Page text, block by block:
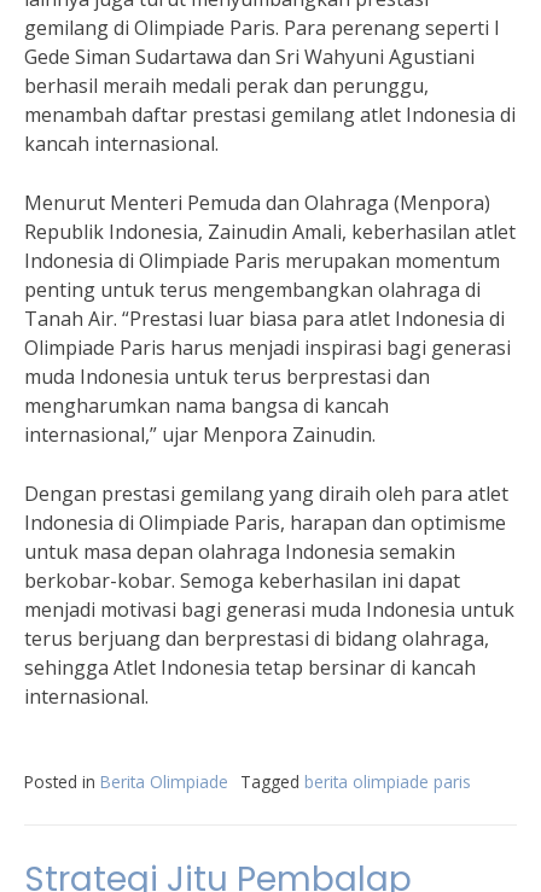
gemilang di Olimpiade Paris. Para perenang seperti I
Gede Siman Sudartawa dan Sri Wahyuni Agustiani
berhasil meraih medali perak dan perunggu,
menambah daftar prestasi gemilang atlet Indonesia di
kancah internasional.
Menurut Menteri Pemuda dan Olahraga (Menpora)
Republik Indonesia, Zainudin Amali, keberhasilan atlet
Indonesia di Olimpiade Paris merupakan momentum
penting untuk terus mengembangkan olahraga di
Tanah Air. “Prestasi luar biasa para atlet Indonesia di
Olimpiade Paris harus menjadi inspirasi bagi generasi
muda Indonesia untuk terus berprestasi dan
mengharumkan nama bangsa di kancah
internasional,” ujar Menpora Zainudin.
Dengan prestasi gemilang yang diraih oleh para atlet
Indonesia di Olimpiade Paris, harapan dan optimisme
untuk masa depan olahraga Indonesia semakin
berkobar-kobar. Semoga keberhasilan ini dapat
menjadi motivasi bagi generasi muda Indonesia untuk
terus berjuang dan berprestasi di bidang olahraga,
sehingga Atlet Indonesia tetap bersinar di kancah
internasional.
Posted in Berita Olimpiade Tagged berita olimpiade paris
Strategi Jitu Pembalap